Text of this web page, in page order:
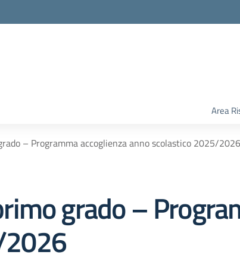
Area
– Programma accoglienza anno scolastico 2025/2026
grado –